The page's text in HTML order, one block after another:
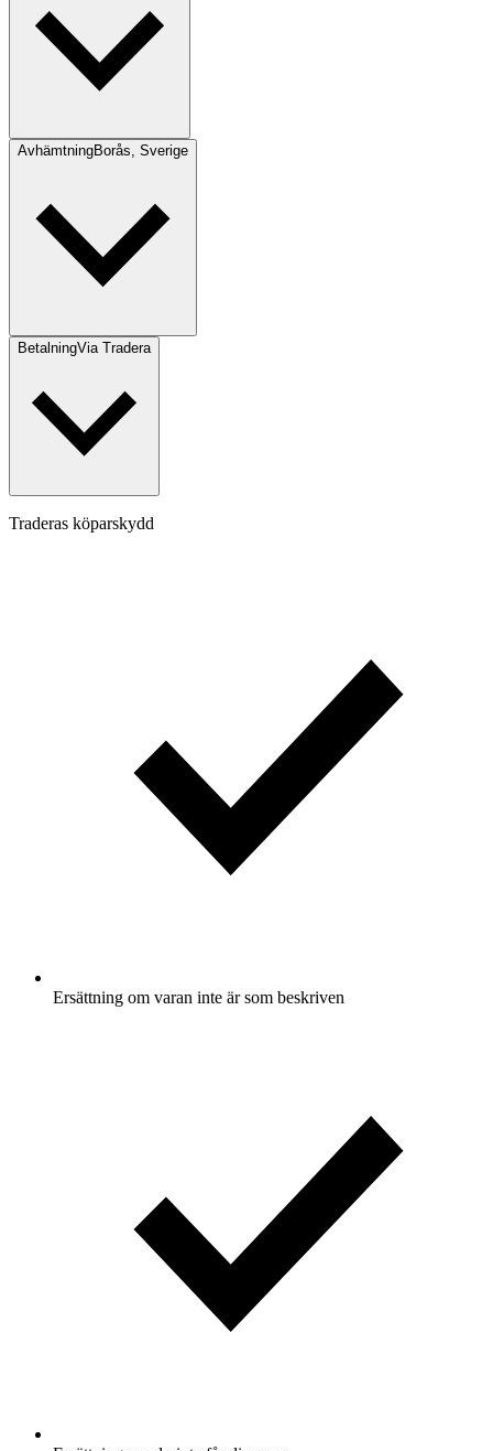
AvhämtningBorås, Sverige
BetalningVia Tradera
Traderas köparskydd
Ersättning om varan inte är som beskriven